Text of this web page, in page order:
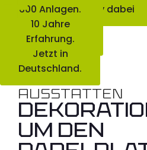
der Active City dabei
ein
Padelplatz in
Deutschland?
600 Anlagen.
10 Jahre
Erfahrung.
Jetzt in
Deutschland.
AUSSTATTEN
UM DEN